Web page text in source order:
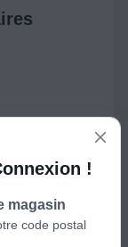
!
magasin
code postal